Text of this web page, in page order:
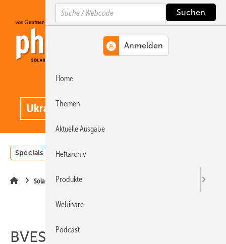
Hauptinhalt
Hauptmenü
SiteSearch
Specials Einstrahlungsatlas
Solarspeicher
BVES und DIHK
Search
Home
Themen
Aktuelle Ausgabe
Heftarchiv
Produkte
Webinare
Podcast